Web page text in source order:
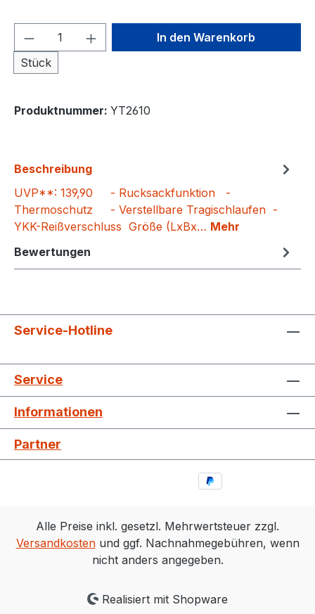
Produkt Anzahl: Gib den
Stück
In den Warenkorb
Produktnummer: YT2610
Beschreibung
UVP**: 139,90 - Rucksackfunktion -
Thermoschutz - Verstellbare Tragischlaufen -
YKK-Reißverschluss Größe (LxBx… Mehr
Bewertungen
Service-Hotline
Service
Informationen
Partner
Alle Preise inkl. gesetzl. Mehrwertsteuer zzgl.
Versandkostenund ggf. Nachnahmegebühren, wenn
nicht anders angegeben.
Realisiert mit Shopware